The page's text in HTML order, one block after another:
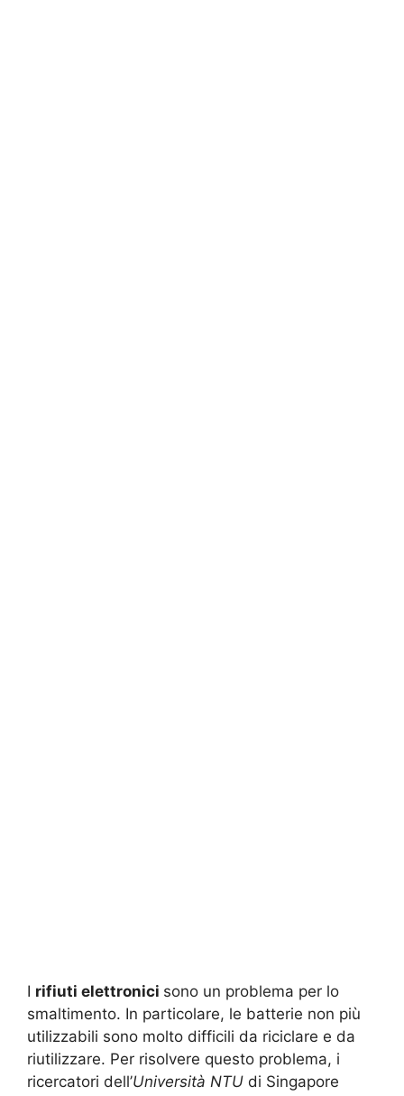
I rifiuti elettronici sono un problema per lo
smaltimento. In particolare, le batterie non più
utilizzabili sono molto difficili da riciclare e da
riutilizzare. Per risolvere questo problema, i
ricercatori dell’Università NTU di Singapore